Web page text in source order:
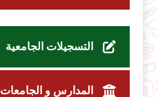
التسجيلات الجامعية
المدارس و الجامعات